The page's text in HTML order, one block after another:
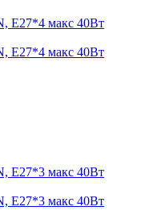
Е27*4 макс 40Вт
Е27*4 макс 40Вт
Е27*3 макс 40Вт
Е27*3 макс 40Вт